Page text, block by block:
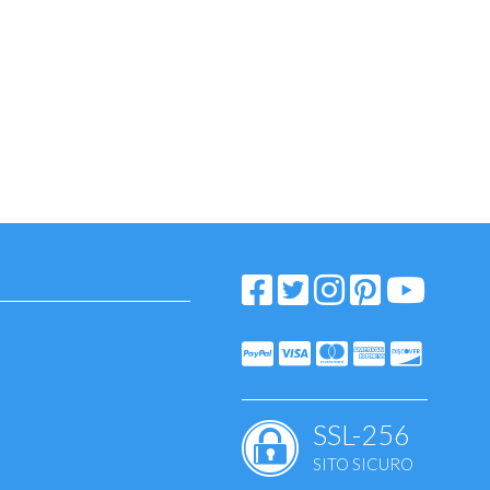
SSL-256
SITO SICURO